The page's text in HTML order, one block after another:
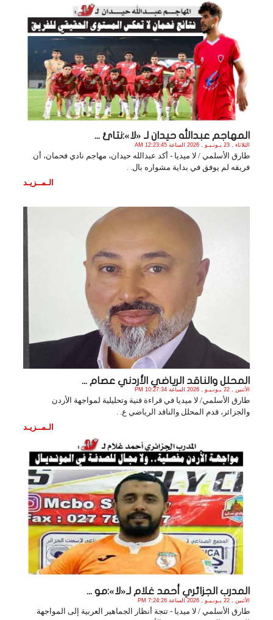
المهاجم عبدالله حيدان لـ «لا»:نتائ ...
الثلاثاء , 23 يـونـيـو , 2026 الساعة 12:23:45 AM
طارق الأسلمي / لا ميديا - أكد عبدالله حيدان، مهاجم نادي فحمان، أن
فريقه لم يوفق في بداية مشواره بال. .
الـمــزيـد
المحلل والناقد الرياضي الأردني عصام ...
الأثنين , 22 يـونـيـو , 2026 الساعة 10:27:34 PM
طارق الأسلمي/ لا ميديا في قراءة فنية وتحليلية لمواجهة الأردن
والجزائر، قدم المحلل والناقد الرياضي ع. .
الـمــزيـد
المدرب الجزائري أحمد غلام لـ«لا»:مو ...
الأثنين , 22 يـونـيـو , 2026 الساعة 7:24:26 PM
طارق الأسلمي / لا ميديا - تتجة أنظار الجماهير العربية إلى المواجهة